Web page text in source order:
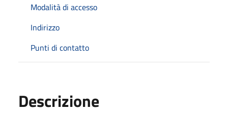
Modalità di accesso
Indirizzo
Punti di contatto
Descrizione